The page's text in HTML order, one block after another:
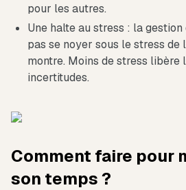
pour les autres.
Une halte au stress : la
pas se noyer sous le stress de
montre. Moins de stress libère
incertitudes.
Comment faire pour
son temps ?